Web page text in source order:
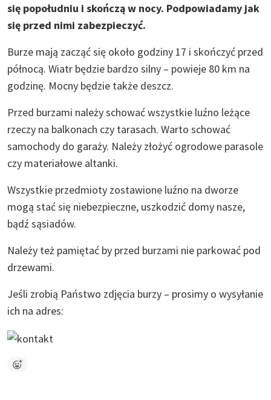
się popołudniu i skończą w nocy. Podpowiadamy jak
się przed nimi zabezpieczyć.
Burze mają zacząć się około godziny 17 i skończyć przed
północą. Wiatr będzie bardzo silny – powieje 80 km na
godzinę. Mocny będzie także deszcz.
Przed burzami należy schować wszystkie luźno leżące
rzeczy na balkonach czy tarasach. Warto schować
samochody do garaży. Należy złożyć ogrodowe parasole
czy materiałowe altanki.
Wszystkie przedmioty zostawione luźno na dworze
mogą stać się niebezpieczne, uszkodzić domy nasze,
bądź sąsiadów.
Należy też pamiętać by przed burzami nie parkować pod
drzewami.
Jeśli zrobią Państwo zdjęcia burzy – prosimy o wysyłanie
ich na adres: